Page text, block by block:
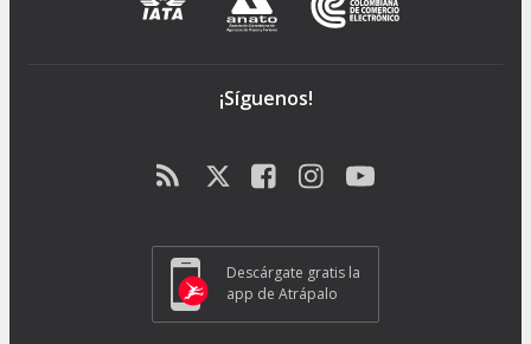
¡Síguenos!
Descárgate gratis la
app de Atrápalo